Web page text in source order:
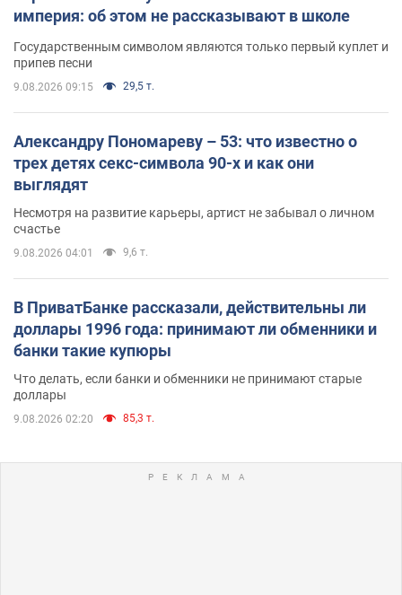
империя: об этом не рассказывают в школе
Государственным символом являются только первый куплет и
припев песни
9.08.2026 09:15 29,5 т.
Александру Пономареву – 53: что известно о
трех детях секс-символа 90-х и как они
выглядят
Несмотря на развитие карьеры, артист не забывал о личном
счастье
9.08.2026 04:01 9,6 т.
В ПриватБанке рассказали, действительны ли
доллары 1996 года: принимают ли обменники и
банки такие купюры
Что делать, если банки и обменники не принимают старые
доллары
9.08.2026 02:20 85,3 т.